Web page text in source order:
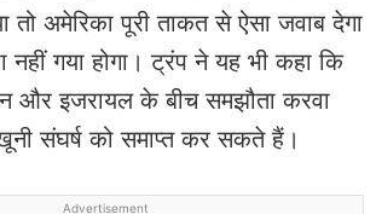
तो अमेरिका पूरी ताकत से ऐसा जवाब देगा
गया होगा। ट्रंप ने यह भी कहा कि
और इजरायल के बीच समझौता करवा
संघर्ष को समाप्त कर सकते हैं।
Advertisement